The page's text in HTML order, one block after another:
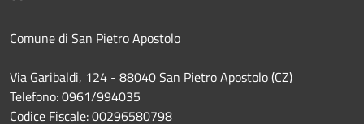
Comune di San Pietro Apostolo
Via Garibaldi, 124 - 88040 San Pietro Apostolo (CZ)
Telefono: 0961/994035
Codice Fiscale: 00296580798